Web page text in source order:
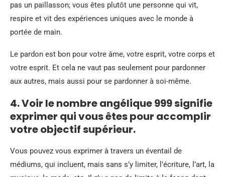
pas un paillasson; vous êtes plutôt une personne qui vit,
respire et vit des expériences uniques avec le monde à
portée de main.
Le pardon est bon pour votre âme, votre esprit, votre corps et
votre esprit. Et cela ne vaut pas seulement pour pardonner
aux autres, mais aussi pour se pardonner à soi-même.
4. Voir le nombre angélique 999 signifie
exprimer qui vous êtes pour accomplir
votre objectif supérieur.
Vous pouvez vous exprimer à travers un éventail de
médiums, qui incluent, mais sans s’y limiter, l’écriture, l’art, la